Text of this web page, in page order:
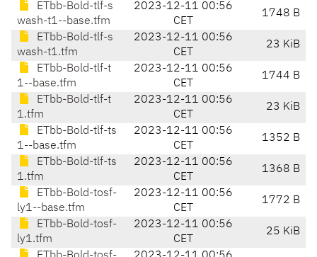
ETbb-Bold-tlf-s
wash-t1--base.tfm
2023-12-11 00:56
CET
1748 B
ETbb-Bold-tlf-s
wash-t1.tfm
2023-12-11 00:56
CET
23 KiB
ETbb-Bold-tlf-t
1--base.tfm
2023-12-11 00:56
CET
1744 B
ETbb-Bold-tlf-t
1.tfm
2023-12-11 00:56
CET
23 KiB
ETbb-Bold-tlf-ts
1--base.tfm
2023-12-11 00:56
CET
1352 B
ETbb-Bold-tlf-ts
1.tfm
2023-12-11 00:56
CET
1368 B
ETbb-Bold-tosf-
ly1--base.tfm
2023-12-11 00:56
CET
1772 B
ETbb-Bold-tosf-
ly1.tfm
2023-12-11 00:56
CET
25 KiB